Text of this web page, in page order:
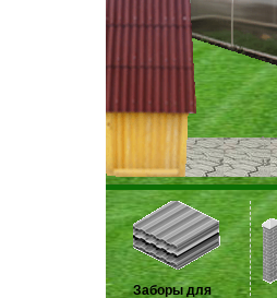
Заборы для